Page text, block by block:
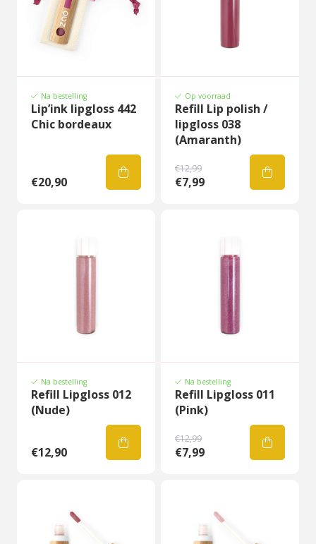
Na bestelling
Lip’ink lipgloss 442
Chic bordeaux
€20,90
Op voorraad
Refill Lip polish /
lipgloss 038
(Amaranth)
€12,99
€7,99
Na bestelling
Refill Lipgloss 012
(Nude)
€12,90
Na bestelling
Refill Lipgloss 011
(Pink)
€12,99
€7,99